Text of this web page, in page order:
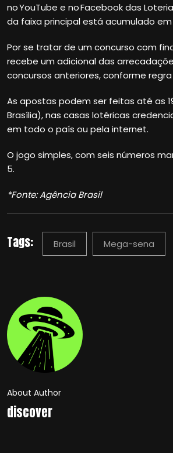
no YouTube e no Facebook das
da faixa principal está acumulado em
Por se tratar de um concurso com
recebe um adicional das
concursos anteriores, conforme
As apostas podem ser feitas até as
Brasília), nas casas lotéricas
em todo o país ou pela internet.
O jogo simples, com seis números
5.
*Fonte: Agência Brasil
Tags: Brasil Mega-sena
About Author
discover